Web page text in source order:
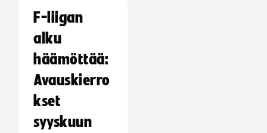
F-liigan
alku
häämöttää:
Avauskierro
kset
syyskuun